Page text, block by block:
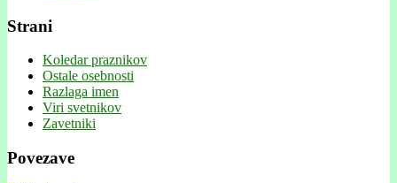
Strani
Koledar praznikov
Ostale osebnosti
Razlaga imen
Viri svetnikov
Zavetniki
Povezave